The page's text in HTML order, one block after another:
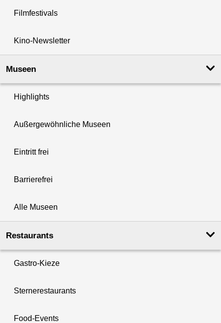
Filmfestivals
Kino-Newsletter
Museen
Highlights
Außergewöhnliche Museen
Eintritt frei
Barrierefrei
Alle Museen
Restaurants
Gastro-Kieze
Sternerestaurants
Food-Events